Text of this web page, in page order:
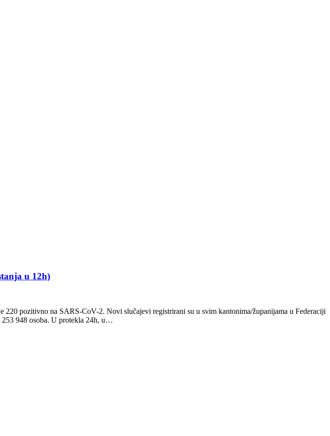
u 12h)
pozitivno na SARS-CoV-2. Novi slučajevi registrirani su u svim kantonima/županijama u Federaciji
948 osoba. U protekla 24h, u…